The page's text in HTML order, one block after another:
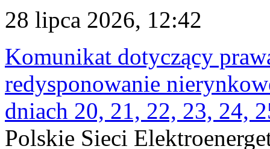
28 lipca 2026, 12:42
Komunikat dotyczący
redysponowanie
dniach 20, 21, 22, 23, 24,
Polskie Sieci